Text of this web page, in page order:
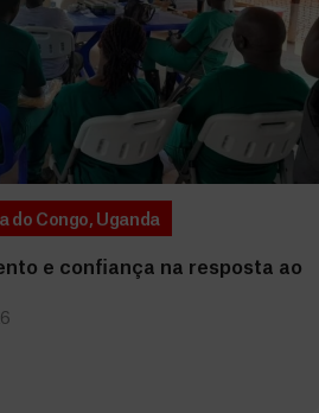
do Congo, Uganda
e confiança na resposta ao